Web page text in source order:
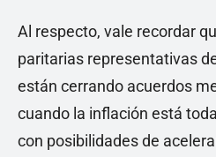
Al respecto, vale recordar
paritarias representativas
están cerrando acuerdos
cuando la inflación está
con posibilidades de